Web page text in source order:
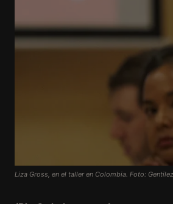
Liza Gross, en el taller en Colombia. Foto: